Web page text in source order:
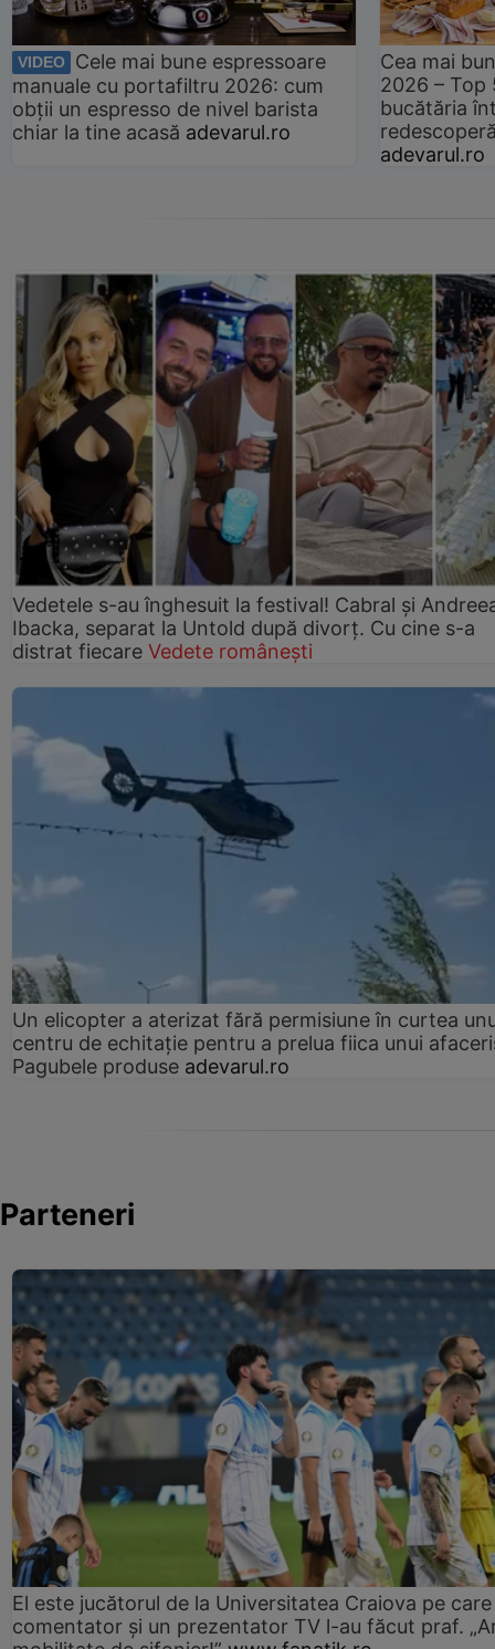
VIDEO
Cele mai bune espressoare
manuale cu portafiltru 2026: cum
obții un espresso de nivel barista
chiar la tine acasă adevarul.ro
Cea mai
2026 –
bucătăria
adevarul.ro
Vedetele s-au înghesuit la festival! Cabral și
Ibacka, separat la Untold după divorț. Cu cine s-a
distrat fiecare Vedete românești
Un elicopter a aterizat fără permisiune în curtea
centru de echitație pentru a prelua fiica unui
Pagubele produse adevarul.ro
Parteneri
El este jucătorul de la Universitatea Craiova pe
comentator și un prezentator TV l-au făcut praf.